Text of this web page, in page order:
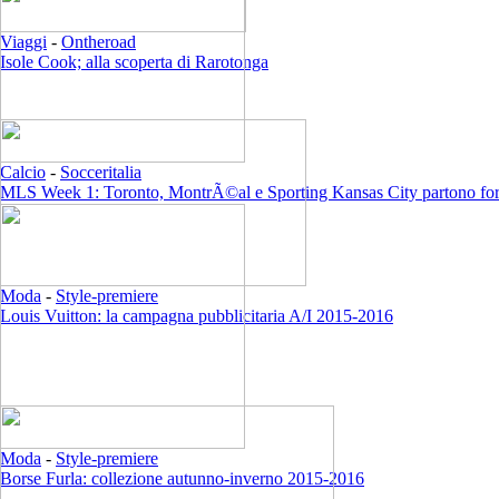
Viaggi - Ontheroad
Isole Cook; alla scoperta di Rarotonga
Calcio - Socceritalia
MLS Week 1: Toronto, MontrÃ©al e Sporting Kansas City partono
Moda - Style-premiere
Louis Vuitton: la campagna pubblicitaria A/I 2015-2016
Moda - Style-premiere
Borse Furla: collezione autunno-inverno 2015-2016